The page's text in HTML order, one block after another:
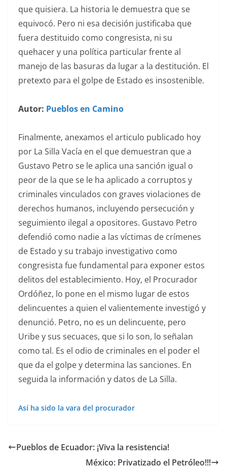
que quisiera. La historia le demuestra que se
equivocó. Pero ni esa decisión justificaba que
fuera destituido como congresista, ni su
quehacer y una política particular frente al
manejo de las basuras da lugar a la destitución. El
pretexto para el golpe de Estado es insostenible.
Autor: Pueblos en Camino
Finalmente, anexamos el articulo publicado hoy
por La Silla Vacía en el que demuestran que a
Gustavo Petro se le aplica una sanción igual o
peor de la que se le ha aplicado a corruptos y
criminales vinculados con graves violaciones de
derechos humanos, incluyendo persecución y
seguimiento ilegal a opositores. Gustavo Petro
defendió como nadie a las víctimas de crímenes
de Estado y su trabajo investigativo como
congresista fue fundamental para exponer estos
delitos del establecimiento. Hoy, el Procurador
Ordóñez, lo pone en el mismo lugar de estos
delincuentes a quien el valientemente investigó y
denunció. Petro, no es un delincuente, pero
Uribe y sus secuaces, que si lo son, lo señalan
como tal. Es el odio de criminales en el poder el
que da el golpe y determina las sanciones. En
seguida la información y datos de La Silla.
Así ha sido la vara del procurador
Pueblos de Ecuador: ¡Viva la resistencia!
México: Privatizado el Petróleo!!!